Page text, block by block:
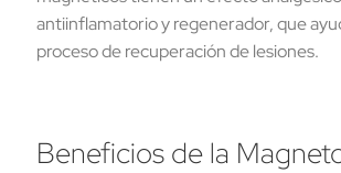
antiinflamatorio y regenerador, que
proceso de recuperación de lesiones.
Beneficios de la